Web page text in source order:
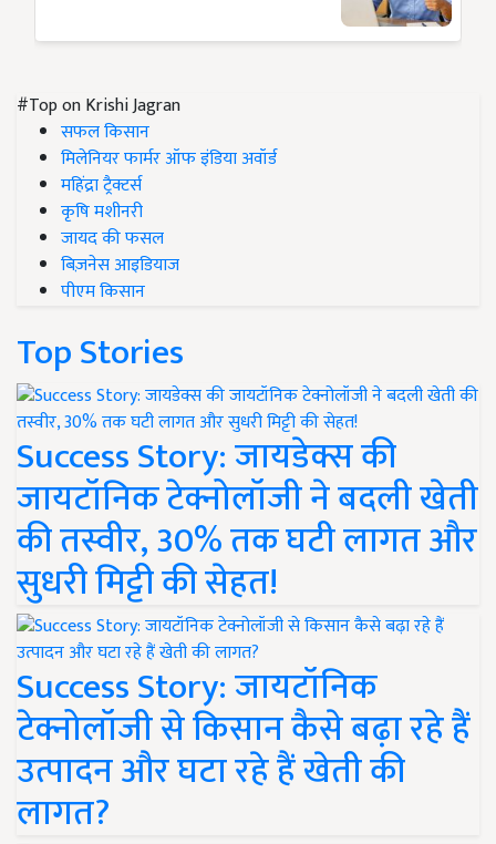
#Top on Krishi Jagran
सफल किसान
मिलेनियर फार्मर ऑफ इंडिया अवॉर्ड
महिंद्रा ट्रैक्टर्स
कृषि मशीनरी
जायद की फसल
बिज़नेस आइडियाज
पीएम किसान
Top Stories
Success Story: जायडेक्स की
जायटॉनिक टेक्नोलॉजी ने बदली खेती
की तस्वीर, 30% तक घटी लागत और
सुधरी मिट्टी की सेहत!
Success Story: जायटॉनिक
टेक्नोलॉजी से किसान कैसे बढ़ा रहे हैं
उत्पादन और घटा रहे हैं खेती की
लागत?